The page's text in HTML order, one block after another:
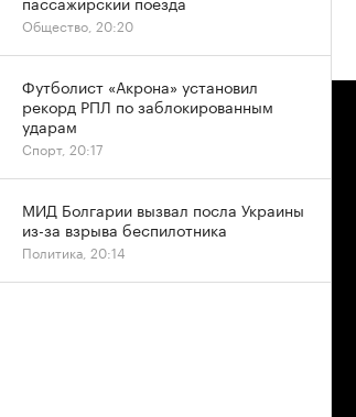
Общество, 20:20
Футболист «Акрона» установил
рекорд РПЛ по заблокированным
ударам
Спорт, 20:17
МИД Болгарии вызвал посла Украины
из-за взрыва беспилотника
Политика, 20:14